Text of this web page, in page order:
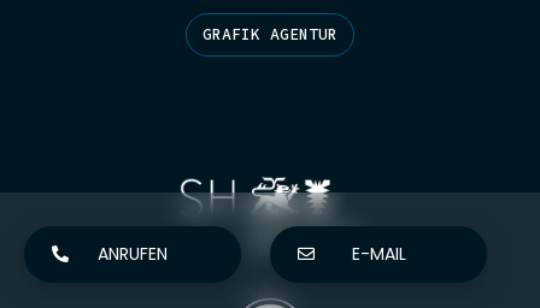
GRAFIK AGENTUR
ANRUFEN E-MAIL